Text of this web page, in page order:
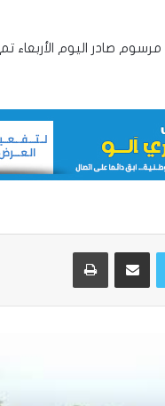
صادر اليوم الأربعاء تم
مشاركة عبر البريد طباعة